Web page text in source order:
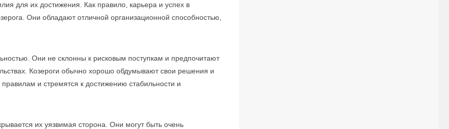
для их достижения. Как правило, карьера и успех в
Они обладают отличной организационной способностью,
Они не склонны к рисковым поступкам и предпочитают
Козероги обычно хорошо обдумывают свои решения и
и стремятся к достижению стабильности и
их уязвимая сторона. Они могут быть очень